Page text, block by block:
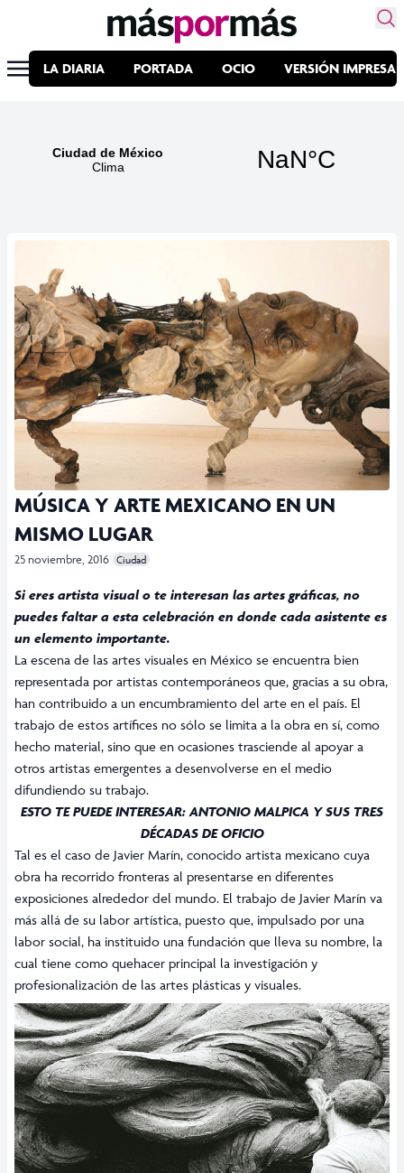
LA DIARIA PORTADA OCIO VERSIÓN IMPRESA
MÚSICA Y ARTE MEXICANO EN UN
MISMO LUGAR
25 noviembre, 2016 Ciudad
Si eres artista visual o te interesan las artes gráficas, no
puedes faltar a esta celebración en donde cada asistente es
un elemento importante.
La escena de las artes visuales en México se encuentra bien
representada por artistas contemporáneos que, gracias a su obra,
han contribuido a un encumbramiento del arte en el país. El
trabajo de estos artífices no sólo se limita a la obra en sí, como
hecho material, sino que en ocasiones trasciende al apoyar a
otros artistas emergentes a desenvolverse en el medio
difundiendo su trabajo.
ESTO TE PUEDE INTERESAR:ANTONIO MALPICA Y SUS TRES
DÉCADAS DE OFICIO
Tal es el caso de Javier Marín, conocido artista mexicano cuya
obra ha recorrido fronteras al presentarse en diferentes
exposiciones alrededor del mundo. El trabajo de Javier Marín va
más allá de su labor artística, puesto que, impulsado por una
labor social, ha instituido una fundación que lleva su nombre, la
cual tiene como quehacer principal la investigación y
profesionalización de las artes plásticas y visuales.